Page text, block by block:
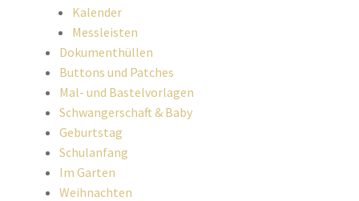
Kalender
Messleisten
Dokumenthüllen
Buttons und Patches
Mal- und Bastelvorlagen
Schwangerschaft & Baby
Geburtstag
Schulanfang
Im Garten
Weihnachten